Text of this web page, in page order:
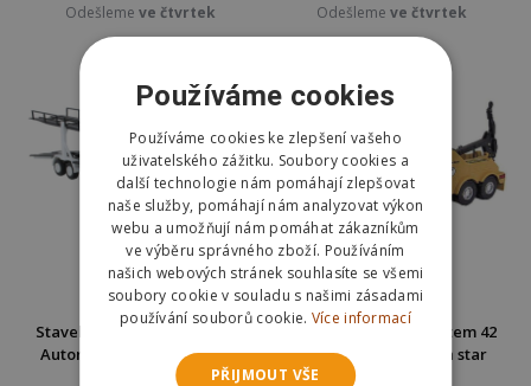
Odešleme ve čtvrtek
Odešleme ve čtvrtek
Stavebnice Monti System 39
Autorodeo trailer Western
Stavebnice Monti System 42
SOS Service Western star
Používáme cookies
Používáme cookies ke zlepšení vašeho
uživatelského zážitku. Soubory cookies a
další technologie nám pomáhají zlepšovat
naše služby, pomáhají nám analyzovat výkon
webu a umožňují nám pomáhat zákazníkům
ve výběru správného zboží. Používáním
našich webových stránek souhlasíte se všemi
soubory cookie v souladu s našimi zásadami
používání souborů cookie. Více informací
PŘIJMOUT VŠE